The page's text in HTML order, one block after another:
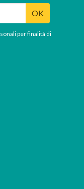
OK
per finalità di